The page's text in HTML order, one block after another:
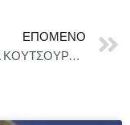
ΕΠΌΜΕΝΟ
Η ΜΑΡΙΑ ΚΟΥΤΣΟΥΡΛΗ LIVE ΣΤΟ ”ΣΠΙΤΙ ART BAR” – ΠΕΜΠΤΗ 11 ΔΕΚΕΜΒΡΙΟΥ